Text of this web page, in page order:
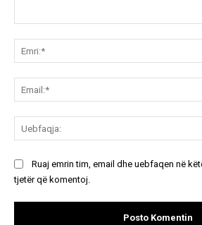
Ruaj emrin tim, email dhe uebfaqen në
tjetër që komentoj.